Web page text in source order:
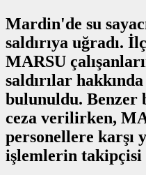
Mardin'de su
saldırıya uğradı.
MARSU
saldırılar
bulunuldu. Benzer
ceza verilirken,
personellere karşı
işlemlerin takipçisi